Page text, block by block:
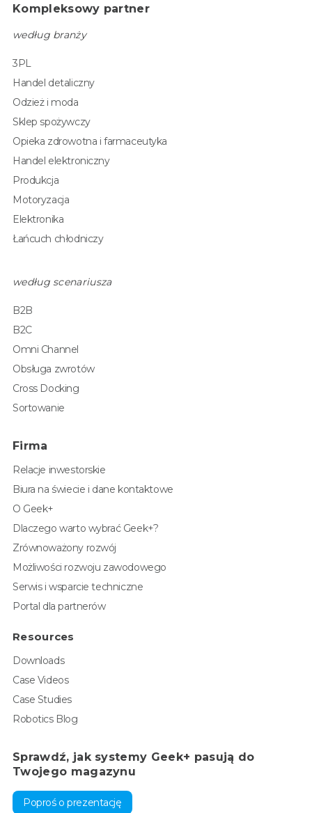
Kompleksowy partner
według branży
3PL
Handel detaliczny
Odzież i moda
Sklep spożywczy
Opieka zdrowotna i farmaceutyka
Handel elektroniczny
Produkcja
Motoryzacja
Elektronika
Łańcuch chłodniczy
według scenariusza
B2B
B2C
Omni Channel
Obsługa zwrotów
Cross Docking
Sortowanie
Firma
Relacje inwestorskie
Biura na świecie i dane kontaktowe
O Geek+
Dlaczego warto wybrać Geek+?
Zrównoważony rozwój
Możliwości rozwoju zawodowego
Serwis i wsparcie techniczne
Portal dla partnerów
Resources
Downloads
Case Videos
Case Studies
Robotics Blog
Sprawdź, jak systemy Geek+ pasują do
Twojego magazynu
Poproś o prezentację